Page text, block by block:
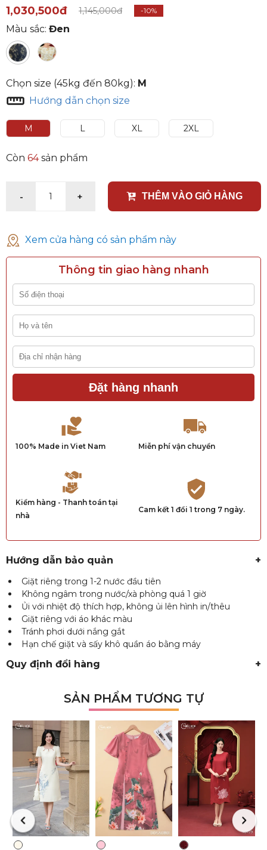
1,030,500đ 1,145,000đ -10%
Màu sắc: Đen
Chọn size (45kg đến 80kg): M
Hướng dẫn chọn size
M L XL 2XL
Còn 64sản phẩm
- 1 + THÊM VÀO GIỎ HÀNG
Xem cửa hàng có sản phẩm này
Thông tin giao hàng nhanh
Đặt hàng nhanh
100% Made in Viet Nam Miễn phí vận chuyển
Kiểm hàng - Thanh toán tại
nhà
Cam kết 1 đổi 1 trong 7 ngày.
Hướng dẫn bảo quản +
Giặt riêng trong 1-2 nước đầu tiên
Không ngâm trong nước/xà phòng quá 1 giờ
Ủi với nhiệt độ thích hợp, không ủi lên hình in/thêu
Giặt riêng với áo khác màu
Tránh phơi dưới nắng gắt
Hạn chế giặt và sấy khô quần áo bằng máy
Quy định đổi hàng +
SẢN PHẨM TƯƠNG TỰ